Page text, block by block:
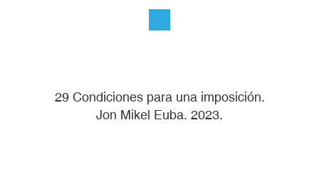
29 Condiciones para una imposición.
Jon Mikel Euba. 2023.